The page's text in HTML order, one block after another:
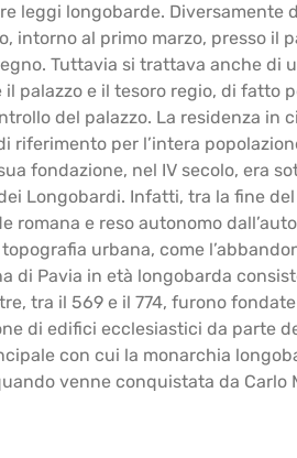
leggi longobarde.
intorno al primo marzo, presso
Tuttavia si trattava anche di
palazzo e il tesoro regio, di fatto
del palazzo. La residenza
per l’intera
fondazione, nel IV secolo, era
Longobardi. Infatti, tra la fine
e reso autonomo
topografia urbana, come
di Pavia in età longobarda
tra il 569 e il 774, furono
di edifici ecclesiastici da parte
con cui la monarchia
venne conquistata da Carlo